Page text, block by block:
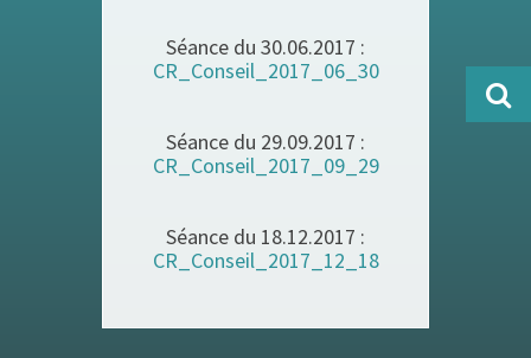
Séance du 30.06.2017 :
CR_Conseil_2017_06_30
Séance du 29.09.2017 :
CR_Conseil_2017_09_29
Séance du 18.12.2017 :
CR_Conseil_2017_12_18